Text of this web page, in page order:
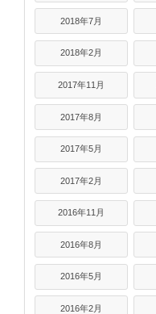
2018年7月
2018年2月
2017年11月
2017年8月
2017年5月
2017年2月
2016年11月
2016年8月
2016年5月
2016年2月